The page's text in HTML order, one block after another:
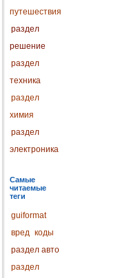
путешествия
раздел
решение
раздел
техника
раздел
химия
раздел
электроника
Самые
читаемые
теги
guiformat
вред коды
раздел авто
раздел